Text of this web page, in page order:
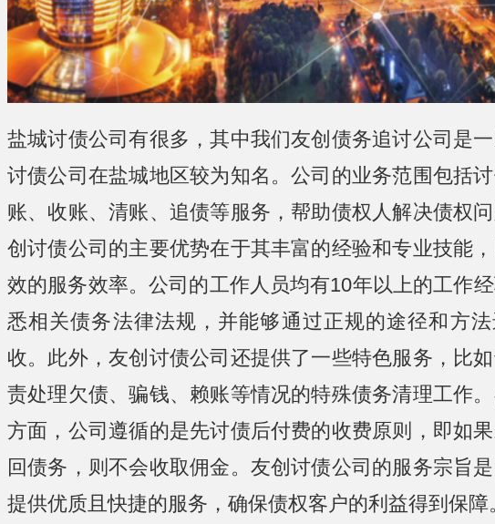
盐城讨债公司有很多，其中我们友创债务追讨公司是
讨债公司在盐城地区较为知名。公司的业务范围包括
账、收账、清账、追债等服务，帮助债权人解决债权
创讨债公司的主要优势在于其丰富的经验和专业技能
效的服务效率。公司的工作人员均有10年以上的工作
悉相关债务法律法规，并能够通过正规的途径和方
收。此外，友创讨债公司还提供了一些特色服务，比
责处理欠债、骗钱、赖账等情况的特殊债务清理工作
方面，公司遵循的是先讨债后付费的收费原则，即如
回债务，则不会收取佣金。友创讨债公司的服务宗旨
提供优质且快捷的服务，确保债权客户的利益得到保障